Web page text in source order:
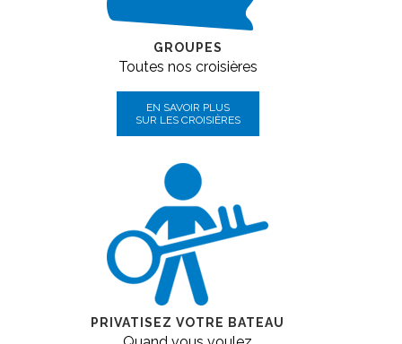
GROUPES
Toutes nos croisières
EN SAVOIR PLUS
SUR LES CROISIÈRES
PRIVATISEZ VOTRE BATEAU